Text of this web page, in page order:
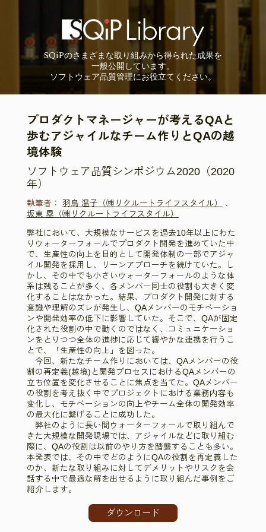
SQiPのさまざまな取り組みから得られた成果を
一般公開しています。
ソフトウェア品質管理にお役立てください。
プロダクトマネージャーが考えるQAと
歩むアジャイルなチーム作りとQAの越
境体験
ソフトウェア品質シンポジウム2020（2020
年）
執筆者： 羽鳥 温子（㈱リクルートライフスタイル）
、
坂東 塁（㈱リクルートライフスタイル）
弊社において、大規模なサービスを過去10年以上にわた
りウォーターフォールでプロダクト開発を進めていた中
で、生産性の向上を目的として開発体制の一部でアジャ
イル開発を採用し、リーンアプローチを続けていた。し
かし、その中でも小さいウォーターフォールのような体
系は残ることが多く、各メンバー同士の役割も大きく変
化することはなかった。結果、プロダクト開発に対する
意識や理解のズレが発生し、QAメンバーのモチベーショ
ンや開発効率の低下に影響していた。そこで、QAが固定
化された役割の中で動くのではなく、コミュニケーショ
ンをとりつつ全体の進捗に応じて緩やかな連携を行うこ
とで、「生産性の向上」を図った。
今回、新たなチーム作りにおいては、QAメンバーの役
割の再定義(越境)と開発プロセスにおけるQAメンバーの
立ち位置を変化させることに焦点を当てた。QAメンバー
の役割を考え抜く中でプロジェクトにおける業務内容も
変化し、モチベーションの向上やチーム全体の開発効率
の最大化に繋げることに成功した。
弊社のように長い間ウォーターフォールで取り組んで
きた大規模な開発現場では、アジャイルなどに取り組む
際に、QAの役割は以前のやり方を踏襲することも多い。
本発表では、その中でどのようにQAの役割を再定義した
のか、新たな取り組みに対してデメリットやリスクを会
話する中で最適な解を出せるように取り組んだ事例をご
紹介します。
ダウンロード